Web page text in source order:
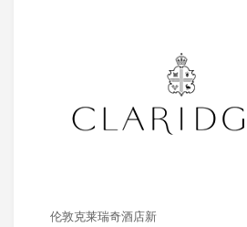
伦敦克莱瑞奇酒店新